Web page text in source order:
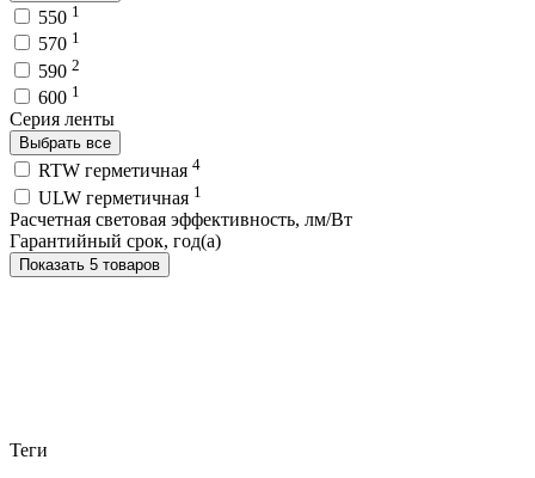
550 1
570 1
590 2
600 1
Серия ленты
Выбрать все
RTW герметичная 4
ULW герметичная 1
Расчетная световая эффективность, лм/Вт
Гарантийный срок, год(а)
Показать 5 товаров
Теги